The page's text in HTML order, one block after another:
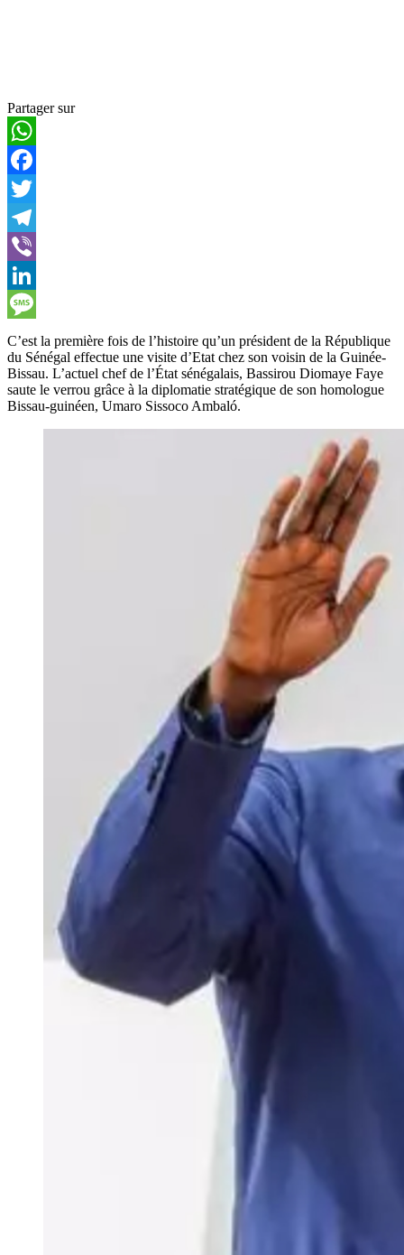
Partager sur
WhatsApp
Facebook
Twitter
Telegram
Viber
LinkedIn
Message
C’est la première fois de l’histoire qu’un président de la République
du Sénégal effectue une visite d’Etat chez son voisin de la Guinée-
Bissau. L’actuel chef de l’État sénégalais, Bassirou Diomaye Faye
saute le verrou grâce à la diplomatie stratégique de son homologue
Bissau-guinéen, Umaro Sissoco Ambaló.